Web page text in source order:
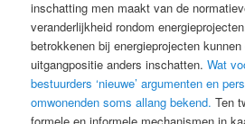
inschatting men maakt van de
veranderlijkheid rondom
betrokkenen bij energieprojecten
uitgangpositie anders inschatten.Wat
bestuurders ‘nieuwe’ argumenten en
omwonenden soms allang bekend. Ten